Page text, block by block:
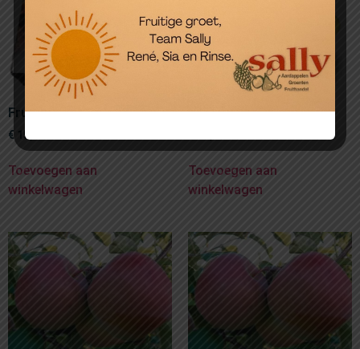
Fruitmand in doos
€ 15,00
Toevoegen aan
winkelwagen
Fruitmand Zilver
Toevoegen aan
winkelwagen